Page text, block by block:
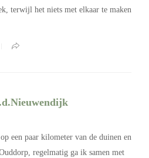
terwijl het niets met elkaar te maken
een paar kilometer van de duinen en
regelmatig ga ik samen met